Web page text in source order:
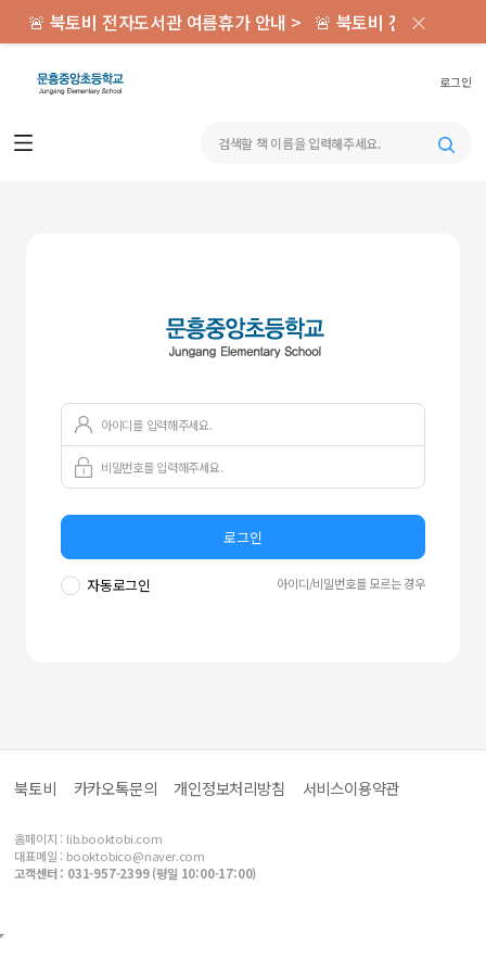
로그인
🚨 북토비 전자도서관 여름휴가 안내 > 🚨 북토비 전자도서관
×
로그인
자동로그인 아이디/비밀번호를 모르는 경우
북토비 카카오톡문의 개인정보처리방침 서비스이용약관
홈페이지 : lib.booktobi.com
대표메일 : booktobico@naver.com
고객센터 : 031-957-2399 (평일 10:00-17:00)